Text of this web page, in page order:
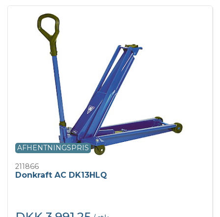
AFHENTNINGSPRIS
211866
Donkraft AC DK13HLQ